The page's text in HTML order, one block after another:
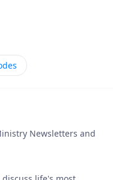
del apóstol
confianza que
una brújula interna,
el gozo, a pesar de
su confianza
al gozo.